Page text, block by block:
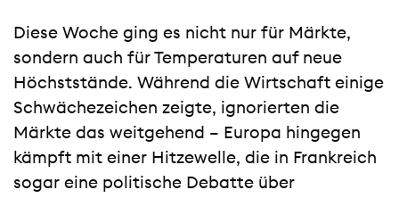
Diese Woche ging es nicht nur für Märkte,
sondern auch für Temperaturen auf neue
Höchststände. Während die Wirtschaft einige
Schwächezeichen zeigte, ignorierten die
Märkte das weitgehend – Europa hingegen
kämpft mit einer Hitzewelle, die in Frankreich
sogar eine politische Debatte über